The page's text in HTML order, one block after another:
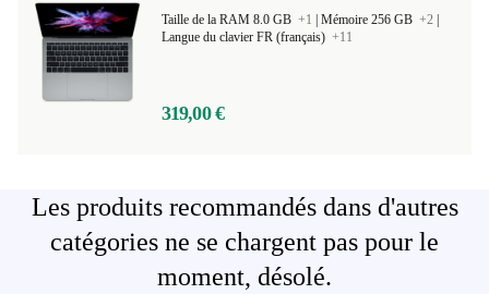
Taille de la RAM 8.0 GB +1 Mémoire 256 GB +2
Langue du clavier FR (français) +11
319,00 €
Les produits recommandés dans d'autres
catégories ne se chargent pas pour le
moment, désolé.